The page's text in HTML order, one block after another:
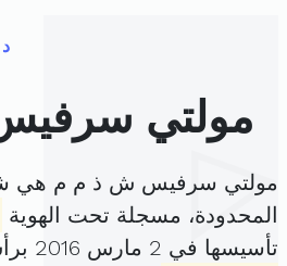
مولتي
مولتي سرفيس ش ذ م م هي
المحدودة، مسجلة تحت الهوية
تأسيسها في 2 مارس 2016 برأس مال قدره